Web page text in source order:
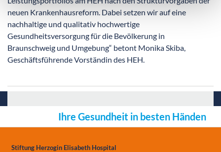
neuen Krankenhausreform. Dabei setzen wir auf eine
nachhaltige und qualitativ hochwertige
Gesundheitsversorgung für die Bevölkerung in
Braunschweig und Umgebung“ betont Monika Skiba,
Geschäftsführende Vorständin des HEH.
Ihre Gesundheit in besten Händen
Stiftung Herzogin Elisabeth Hospital